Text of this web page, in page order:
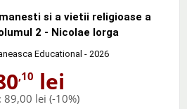
si a vietii religioase a
2 - Nicolae Iorga
Educational - 2026
,10 lei
89,00 lei (-10%)